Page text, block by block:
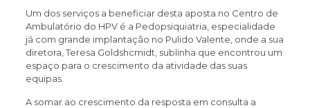
Um dos serviços a beneficiar desta aposta no Centro de
Ambulatório do HPV é a Pedopsiquiatria, especialidade
já com grande implantação no Pulido Valente, onde a sua
diretora, Teresa Goldshcmidt, sublinha que encontrou um
espaço para o crescimento da atividade das suas
equipas.
A somar ao crescimento da resposta em consulta a